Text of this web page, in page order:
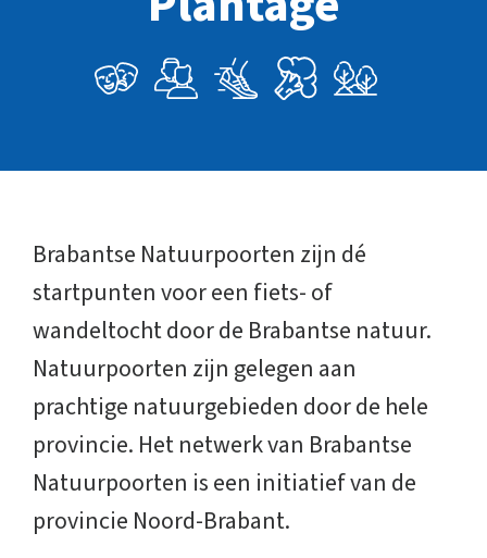
Brabantse Natuurpoorten zijn dé
startpunten voor een fiets- of
wandeltocht door de Brabantse natuur.
Natuurpoorten zijn gelegen aan
prachtige natuurgebieden door de hele
provincie. Het netwerk van Brabantse
Natuurpoorten is een initiatief van de
provincie Noord-Brabant.